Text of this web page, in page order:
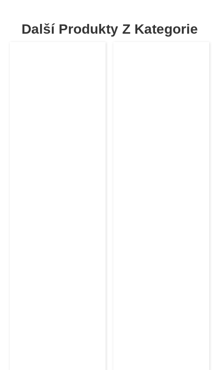
Další Produkty Z Kategorie